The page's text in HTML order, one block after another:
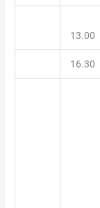
13.00
16.30